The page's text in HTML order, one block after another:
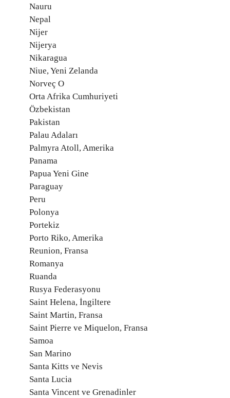
Nauru
Nepal
Nijer
Nijerya
Nikaragua
Niue, Yeni Zelanda
Norveç O
Orta Afrika Cumhuriyeti
Özbekistan
Pakistan
Palau Adaları
Palmyra Atoll, Amerika
Panama
Papua Yeni Gine
Paraguay
Peru
Polonya
Portekiz
Porto Riko, Amerika
Reunion, Fransa
Romanya
Ruanda
Rusya Federasyonu
Saint Helena, İngiltere
Saint Martin, Fransa
Saint Pierre ve Miquelon, Fransa
Samoa
San Marino
Santa Kitts ve Nevis
Santa Lucia
Santa Vincent ve Grenadinler